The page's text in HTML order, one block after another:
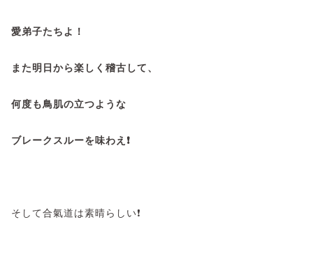
愛弟子たちよ！
また明日から楽しく稽古して、
何度も鳥肌の立つような
ブレークスルーを味わえ❗
そして合氣道は素晴らしい❗